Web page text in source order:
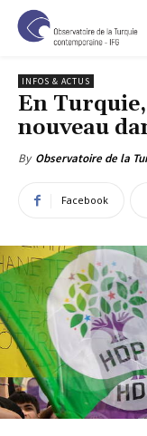
INFOS & ACTUS
En
nouveau
By Observatoire de la
Facebook